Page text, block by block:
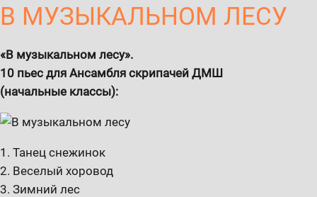
В МУЗЫКАЛЬНОМ ЛЕСУ
«В музыкальном лесу».
10 пьес для Ансамбля скрипачей ДМШ
(начальные классы):
1. Танец снежинок
2. Веселый хоровод
3. Зимний лес